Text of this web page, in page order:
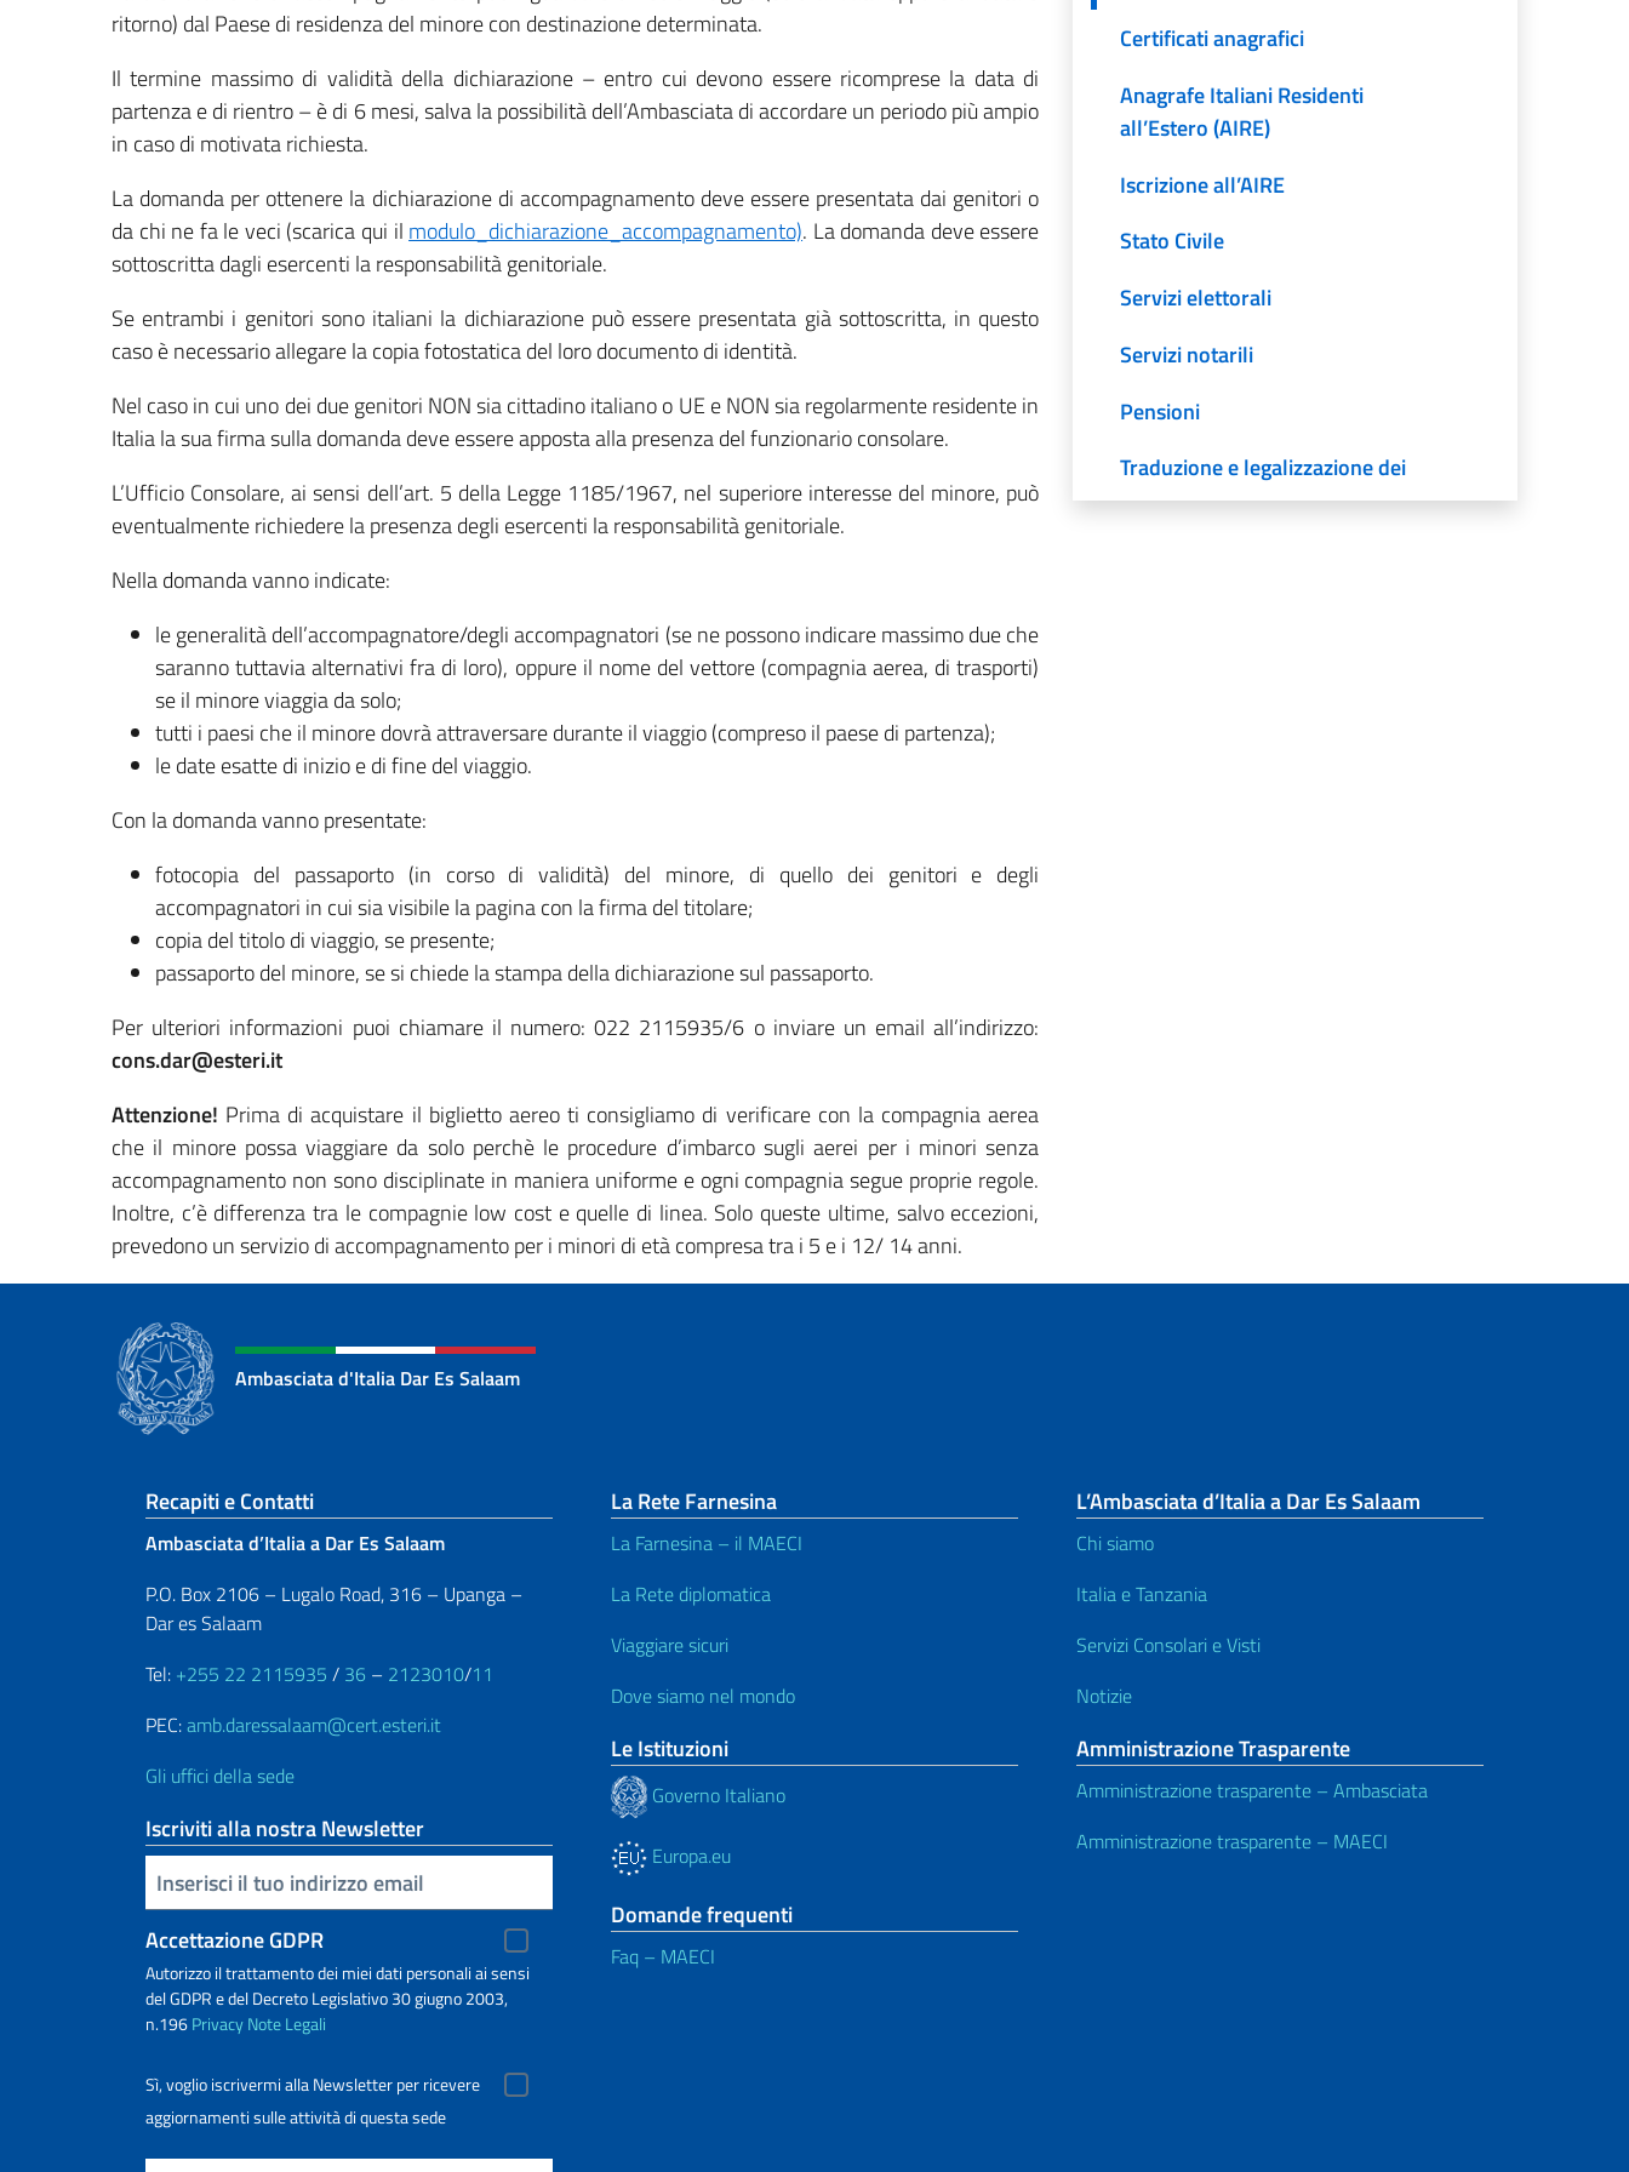
ritorno) dal Paese di residenza del minore con destinazione determinata.
Il termine massimo di validità della dichiarazione – entro cui devono essere ricomprese la data di
partenza e di rientro – è di 6 mesi, salva la possibilità dell’Ambasciata di accordare un periodo più ampio
in caso di motivata richiesta.
La domanda per ottenere la dichiarazione di accompagnamento deve essere presentata dai genitori o
da chi ne fa le veci (scarica qui il modulo_dichiarazione_accompagnamento). La domanda deve essere
sottoscritta dagli esercenti la responsabilità genitoriale.
Se entrambi i genitori sono italiani la dichiarazione può essere presentata già sottoscritta, in questo
caso è necessario allegare la copia fotostatica del loro documento di identità.
Nel caso in cui uno dei due genitori NON sia cittadino italiano o UE e NON sia regolarmente residente in
Italia la sua firma sulla domanda deve essere apposta alla presenza del funzionario consolare.
L’Ufficio Consolare, ai sensi dell’art. 5 della Legge 1185/1967, nel superiore interesse del minore, può
eventualmente richiedere la presenza degli esercenti la responsabilità genitoriale.
Nella domanda vanno indicate:
le generalità dell’accompagnatore/degli accompagnatori (se ne possono indicare massimo due che
saranno tuttavia alternativi fra di loro), oppure il nome del vettore (compagnia aerea, di trasporti)
se il minore viaggia da solo;
tutti i paesi che il minore dovrà attraversare durante il viaggio (compreso il paese di partenza);
le date esatte di inizio e di fine del viaggio.
Con la domanda vanno presentate:
fotocopia del passaporto (in corso di validità) del minore, di quello dei genitori e degli
accompagnatori in cui sia visibile la pagina con la firma del titolare;
copia del titolo di viaggio, se presente;
passaporto del minore, se si chiede la stampa della dichiarazione sul passaporto.
Per ulteriori informazioni puoi chiamare il numero: 022 2115935/6 o inviare un email all’indirizzo:
cons.dar@esteri.it
Attenzione! Prima di acquistare il biglietto aereo ti consigliamo di verificare con la compagnia aerea
che il minore possa viaggiare da solo perchè le procedure d’imbarco sugli aerei per i minori senza
accompagnamento non sono disciplinate in maniera uniforme e ogni compagnia segue proprie regole.
Inoltre, c’è differenza tra le compagnie low cost e quelle di linea. Solo queste ultime, salvo eccezioni,
prevedono un servizio di accompagnamento per i minori di età compresa tra i 5 e i 12/ 14 anni.
Certificati anagrafici
Anagrafe Italiani Residenti
all’Estero (AIRE)
Iscrizione all’AIRE
Stato Civile
Servizi elettorali
Servizi notarili
Pensioni
Traduzione e legalizzazione dei
documenti
Ambasciata d'Italia Dar Es Salaam
Sezione footer
Recapiti e Contatti
Ambasciata d’Italia a Dar Es Salaam
P.O. Box 2106 – Lugalo Road, 316 – Upanga –
Dar es Salaam
Tel: +255 22 2115935 / 36 – 2123010/11
PEC:amb.daressalaam@cert.esteri.it
Gli uffici della sede
Iscriviti alla nostra Newsletter
Inserisci la tua email
Accettazione GDPR
Autorizzo il trattamento dei miei dati personali ai sensi
del GDPR e del Decreto Legislativo 30 giugno 2003,
n.196PrivacyNote Legali
Sì, voglio iscrivermi alla Newsletter per ricevere
aggiornamenti sulle attività di questa sede
La Rete Farnesina
La Farnesina – il MAECI
La Rete diplomatica
Viaggiare sicuri
Dove siamo nel mondo
Le Istituzioni
Governo Italiano
Europa.eu
Domande frequenti
Faq – MAECI
L’Ambasciata d’Italia a Dar Es Salaam
Chi siamo
Italia e Tanzania
Servizi Consolari e Visti
Notizie
Amministrazione Trasparente
Amministrazione trasparente – Ambasciata
Amministrazione trasparente – MAECI